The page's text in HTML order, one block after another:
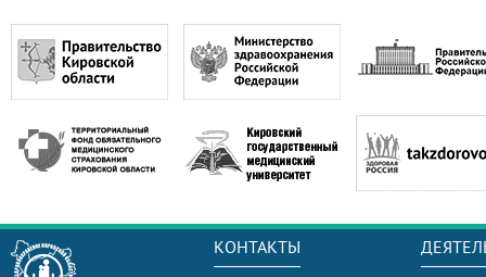
КОНТАКТЫ